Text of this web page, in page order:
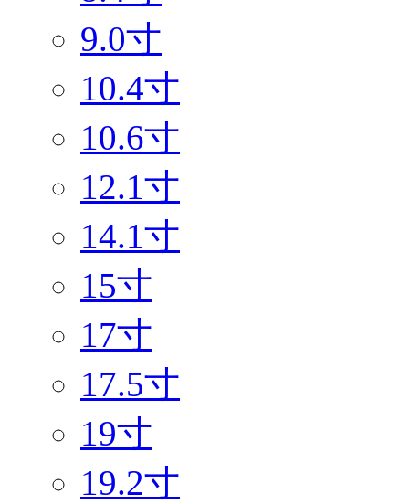
9.0寸
10.4寸
10.6寸
12.1寸
14.1寸
15寸
17寸
17.5寸
19寸
19.2寸